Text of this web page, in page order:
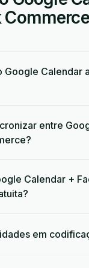
Google Calendar
entre
Calendar +
em